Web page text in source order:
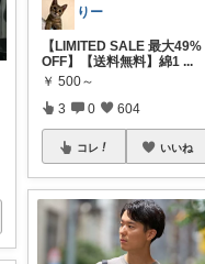
りー
【LIMITED SALE 最大49%
OFF】【送料無料】綿1 ...
￥ 500～
3 0 604
コレ いいね